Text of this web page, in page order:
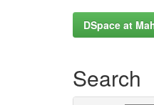
DSpace at
Search